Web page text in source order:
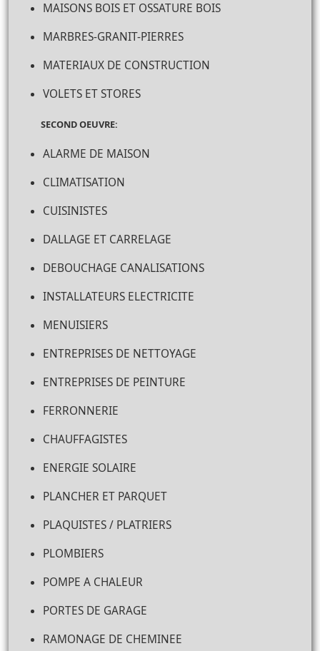
MAISONS BOIS ET OSSATURE BOIS
MARBRES-GRANIT-PIERRES
MATERIAUX DE CONSTRUCTION
VOLETS ET STORES
SECOND OEUVRE:
ALARME DE MAISON
CLIMATISATION
CUISINISTES
DALLAGE ET CARRELAGE
DEBOUCHAGE CANALISATIONS
INSTALLATEURS ELECTRICITE
MENUISIERS
ENTREPRISES DE NETTOYAGE
ENTREPRISES DE PEINTURE
FERRONNERIE
CHAUFFAGISTES
ENERGIE SOLAIRE
PLANCHER ET PARQUET
PLAQUISTES / PLATRIERS
PLOMBIERS
POMPE A CHALEUR
PORTES DE GARAGE
RAMONAGE DE CHEMINEE